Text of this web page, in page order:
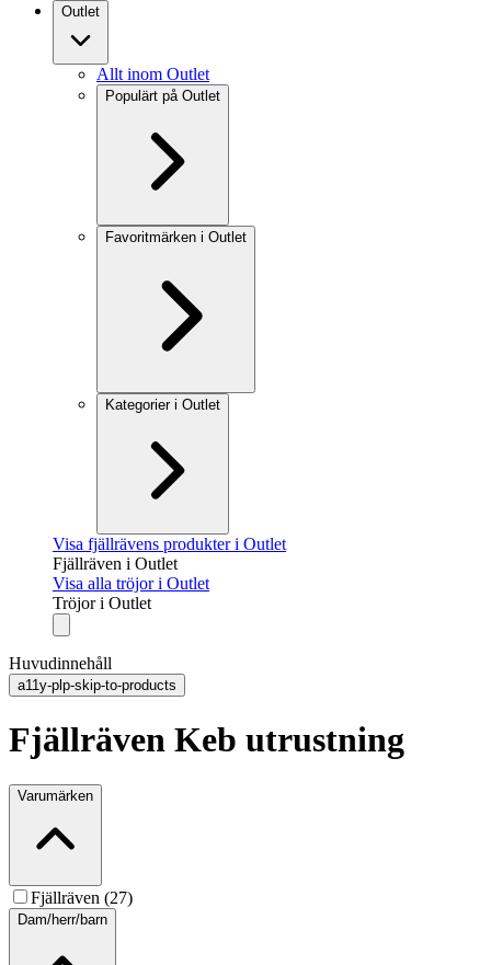
Outlet
Allt inom Outlet
Populärt på Outlet
Favoritmärken i Outlet
Kategorier i Outlet
Visa fjällrävens produkter i Outlet
Fjällräven i Outlet
Visa alla tröjor i Outlet
Tröjor i Outlet
Huvudinnehåll
a11y-plp-skip-to-products
Fjällräven Keb utrustning
Varumärken
Fjällräven (27)
Dam/herr/barn